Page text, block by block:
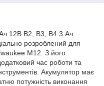
12В B2, B3, B4 3 Ач
розроблений для
M12. З його
час роботи та
Акумулятор має
потужність виконання